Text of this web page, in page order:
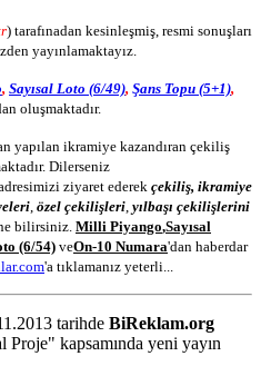
) tarafınadan kesinleşmiş, resmi sonuşları
yayınlamaktayız.
, Sayısal Loto (6/49), Şans Topu (5+1),
oluşmaktadır.
yapılan ikramiye kazandıran çekiliş
Dilerseniz
ziyaret ederek çekiliş, ikramiye
özel çekilişleri yılbaşı çekilişlerini
bilirsiniz. Milli Piyango,Sayısal
(6/54)veOn-10 Numara'dan haberdar
'a tıklamanız yeterli...
tarihde BiReklam.org
Proje" kapsamında yeni yayın